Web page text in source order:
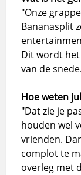
"Onze
Bananasplit
Dit wordt
van de
Hoe weten
"Dat zie je
houden wel
vrienden.
complot te
overleg met